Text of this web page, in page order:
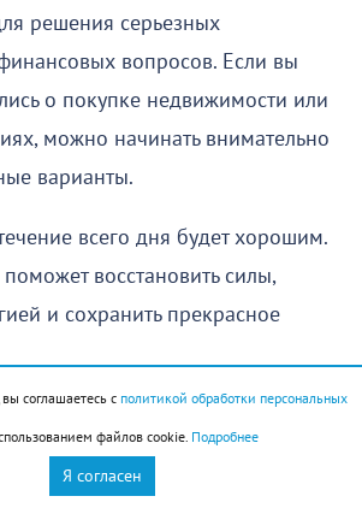
решения серьезных
вопросов. Если вы
о покупке недвижимости или
можно начинать внимательно
варианты.
всего дня будет хорошим.
восстановить силы,
и сохранить прекрасное
– 21 декабря)
соглашаетесь с политикой обработки персональных
файлов cookie. Подробнее
Я согласен